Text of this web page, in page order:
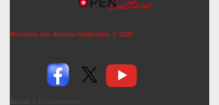
Ministère des Affaires Culturelles © 2026